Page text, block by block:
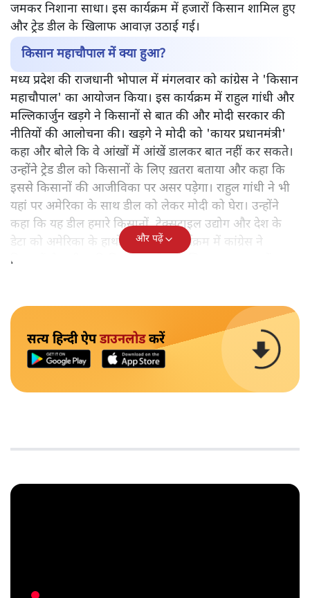
जमकर निशाना साधा। इस कार्यक्रम में हजारों किसान शामिल हुए
और ट्रेड डील के खिलाफ आवाज़ उठाई गई।
किसान महाचौपाल में क्या हुआ?
मध्य प्रदेश की राजधानी भोपाल में मंगलवार को कांग्रेस ने 'किसान
महाचौपाल' का आयोजन किया। इस कार्यक्रम में राहुल गांधी और
मल्लिकार्जुन खड़गे ने किसानों से बात की और मोदी सरकार की
नीतियों की आलोचना की। खड़गे ने मोदी को 'कायर प्रधानमंत्री'
कहा और बोले कि वे आंखों में आंखें डालकर बात नहीं कर सकते।
उन्होंने ट्रेड डील को किसानों के लिए ख़तरा बताया और कहा कि
इससे किसानों की आजीविका पर असर पड़ेगा। राहुल गांधी ने भी
यहां पर अमेरिका के साथ डील को लेकर मोदी को घेरा। उन्होंने
कहा कि यह डील हमारे किसानों, टेक्सटाइल उद्योग और देश के
डेटा को अमेरिका के हाथों सौंप देगी। कार्यक्रम में कांग्रेस ने
किसानों से अपील की कि वे इस डील के खिलाफ एकजुट हों।
और पढ़ें
सत्य हिन्दी ऐपडाउनलोडकरें